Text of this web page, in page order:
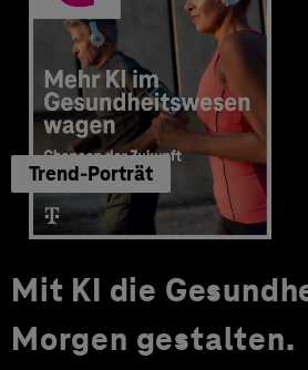
Trend-Porträt
Mit KI die
Morgen gestalten.